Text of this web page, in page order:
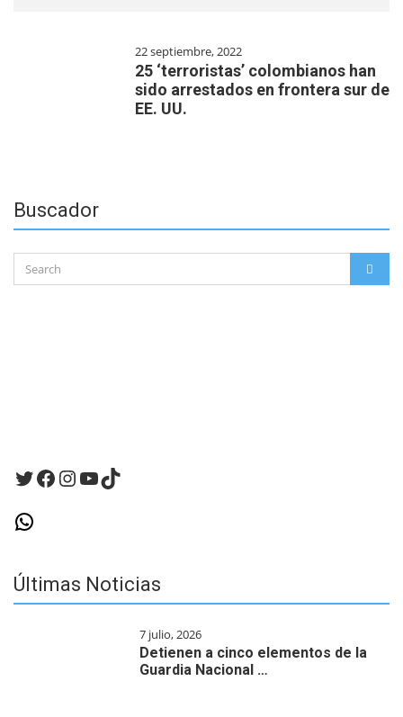
22 septiembre, 2022
25 ‘terroristas’ colombianos han
sido arrestados en frontera sur de
EE. UU.
Buscador
Search
for:
Twitter
Facebook
Instagram
YouTube
TikTok
WhatsApp
Últimas Noticias
7 julio, 2026
Detienen a cinco elementos de la
Guardia Nacional …